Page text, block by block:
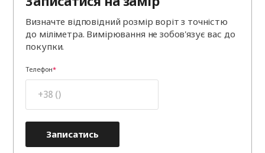
Визначте відповідний розмір воріт з точністю
до міліметра. Вимірювання не зобов'язує вас до
покупки.
Телефон
Записатись